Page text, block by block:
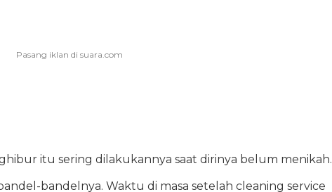
itu sering dilakukannya saat dirinya belum menikah.
bandelnya. Waktu di masa setelah cleaning service